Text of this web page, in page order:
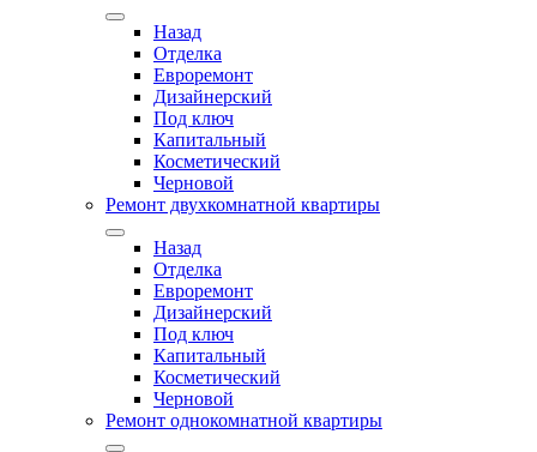
Назад
Отделка
Евроремонт
Дизайнерский
Под ключ
Капитальный
Косметический
Черновой
Ремонт двухкомнатной квартиры
Назад
Отделка
Евроремонт
Дизайнерский
Под ключ
Капитальный
Косметический
Черновой
Ремонт однокомнатной квартиры